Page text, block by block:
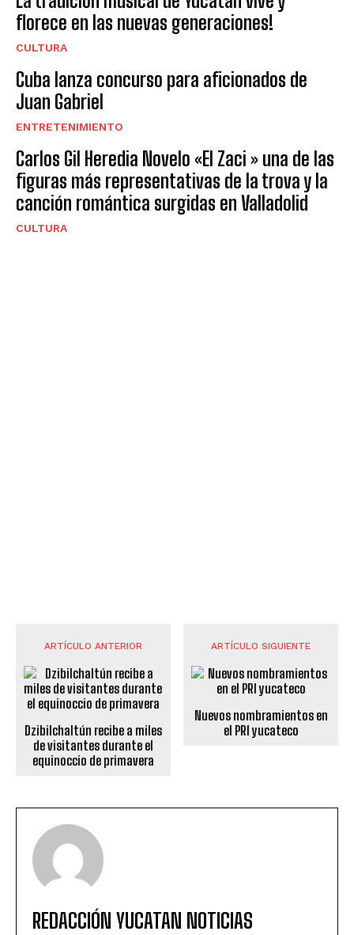
florece en las nuevas generaciones!
CULTURA
Cuba lanza concurso para aficionados de
Juan Gabriel
ENTRETENIMIENTO
Carlos Gil Heredia Novelo «El Zaci » una de las
figuras más representativas de la trova y la
canción romántica surgidas en Valladolid
CULTURA
ARTÍCULO ANTERIOR
Dzibilchaltún recibe a miles
de visitantes durante el
equinoccio de primavera
ARTÍCULO SIGUIENTE
Nuevos nombramientos en
el PRI yucateco
REDACCIÓN YUCATAN NOTICIAS